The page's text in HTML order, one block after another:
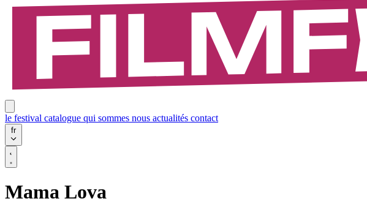
le festival catalogue qui sommes nous actualités contact
fr
Mama Lova